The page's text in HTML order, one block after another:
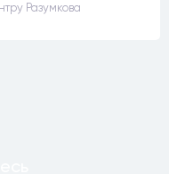
Разумкова